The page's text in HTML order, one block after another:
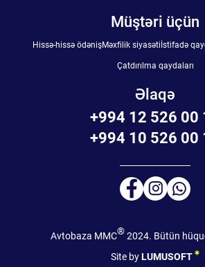
Müştəri üçün
Hissə-hissə ödənişMəxfilik siyasətiİstifadə
Çatdırılma qaydaları
Əlaqə
+994 12 526 00
+994 10 526 00
Avtobaza MMC®2024. Bütün
Site byLUMUSOFT